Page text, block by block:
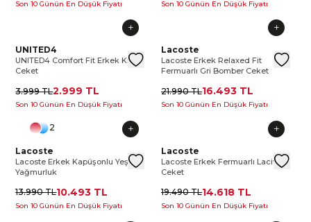
Son 10 Günün En Düşük Fiyatı Son 10 Günün En Düşük Fiyatı
UNITED4 Comfort Fit Erkek Krem CeketUNITED4 Comfort Fit Erkek
UNITED4
UNITED4 Comfort Fit Erkek Krem
Ceket
3.999 TL2.999 TL
Son 10 Günün En Düşük Fiyatı
Lacoste Erkek Relaxed Fit
Lacoste
Lacoste Erkek Relaxed Fit
Fermuarlı Gri Bomber Ceket
21.990 TL16.493 TL
Son 10 Günün En Düşük Fiyatı
Lacoste Erkek Kapüşonlu Yeşil YağmurlukLacoste Erkek Kapüşonlu Yeşil
2
Lacoste
Lacoste Erkek Kapüşonlu Yeşil
Yağmurluk
13.990 TL10.493 TL
Son 10 Günün En Düşük Fiyatı
Lacoste Erkek Fermuarlı
Lacoste
Lacoste Erkek Fermuarlı Lacivert
Ceket
19.490 TL14.618 TL
Son 10 Günün En Düşük Fiyatı